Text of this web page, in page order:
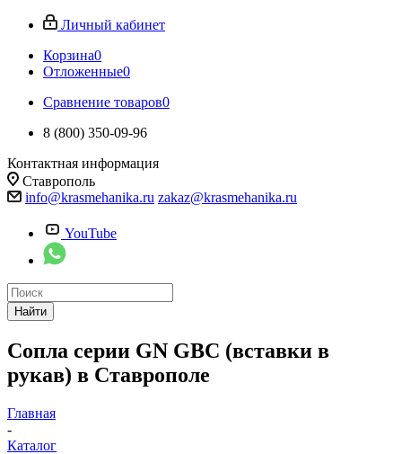
Личный кабинет
Корзина0
Отложенные0
Сравнение товаров0
8 (800) 350-09-96
Контактная информация
Ставрополь
info@krasmehanika.ru zakaz@krasmehanika.ru
YouTube
Найти
Сопла серии GN GBC (вставки в
рукав) в Ставрополе
Главная
-
Каталог